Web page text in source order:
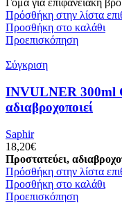
Γόμα για επιφανειακή
Πρόσθήκη στην λίστα
Προσθήκη στο καλάθι
Προεπισκόπηση
Σύγκριση
INVULNER 300ml
αδιαβροχοποιεί
Saphir
18,20€
Προστατεύει,
Πρόσθήκη στην λίστα
Προσθήκη στο καλάθι
Προεπισκόπηση